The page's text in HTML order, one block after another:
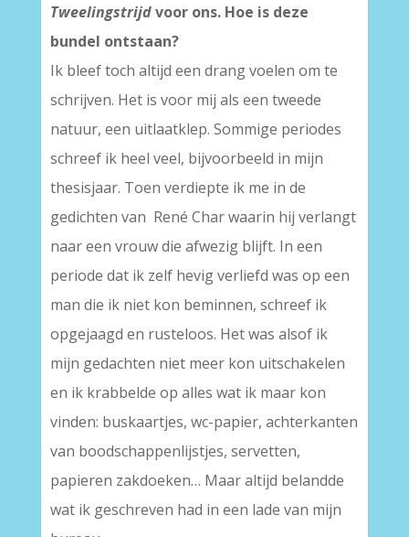
Tweelingstrijdvoor ons. Hoe is deze
bundel ontstaan?
Ik bleef toch altijd een drang voelen om te
schrijven. Het is voor mij als een tweede
natuur, een uitlaatklep. Sommige periodes
schreef ik heel veel, bijvoorbeeld in mijn
thesisjaar. Toen verdiepte ik me in de
gedichten van René Char waarin hij verlangt
naar een vrouw die afwezig blijft. In een
periode dat ik zelf hevig verliefd was op een
man die ik niet kon beminnen, schreef ik
opgejaagd en rusteloos. Het was alsof ik
mijn gedachten niet meer kon uitschakelen
en ik krabbelde op alles wat ik maar kon
vinden: buskaartjes, wc-papier, achterkanten
van boodschappenlijstjes, servetten,
papieren zakdoeken… Maar altijd belandde
wat ik geschreven had in een lade van mijn